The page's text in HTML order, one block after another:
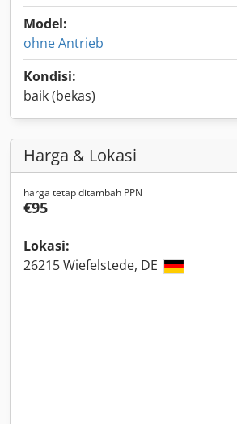
Model:
ohne Antrieb
Kondisi:
baik (bekas)
Harga & Lokasi
harga tetap ditambah PPN
€95
Lokasi:
26215 Wiefelstede, DE